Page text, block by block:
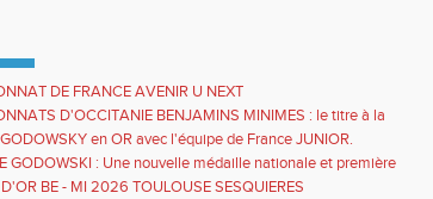
DE FRANCE AVENIR U NEXT
D'OCCITANIE BENJAMINS MINIMES : le titre à la
Mattéo VERVELLEen OR avec l'équipe de France JUNIOR.
GODOWSKI : Une nouvelle médaille nationale et première
l'équipe de FRANCE
BE - MI 2026 TOULOUSE SESQUIERES